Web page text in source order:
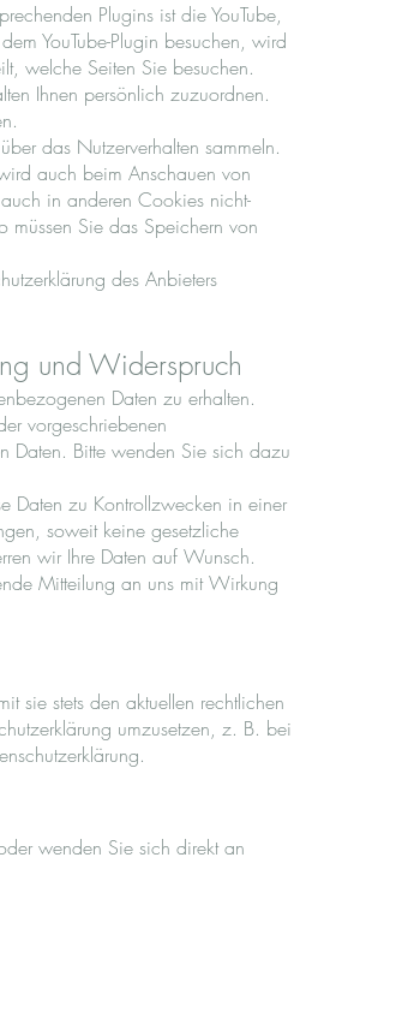
Plugins ist die YouTube,
YouTube-Plugin besuchen, wird
welche Seiten Sie besuchen.
Ihnen persönlich zuzuordnen.
das Nutzerverhalten sammeln.
auch beim Anschauen von
in anderen Cookies nicht-
Sie das Speichern von
des Anbieters
und Widerspruch
Daten zu erhalten.
vorgeschriebenen
Daten. Bitte wenden Sie sich dazu
Daten zu Kontrollzwecken in einer
soweit keine gesetzliche
wir Ihre Daten auf Wunsch.
Mitteilung an uns mit Wirkung
sie stets den aktuellen rechtlichen
umzusetzen, z. B. bei
wenden Sie sich direkt an